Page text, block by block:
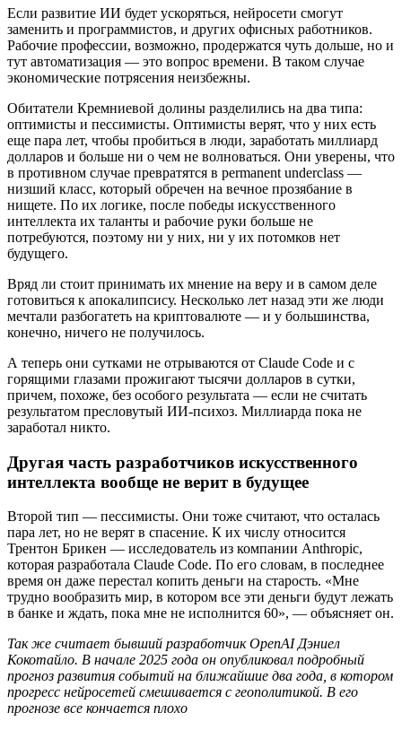
Если развитие ИИ будет ускоряться, нейросети смогут
заменить и программистов, и других офисных работников.
Рабочие профессии, возможно, продержатся чуть дольше, но и
тут автоматизация — это вопрос времени. В таком случае
экономические потрясения неизбежны.
Обитатели Кремниевой долины разделились на два типа:
оптимисты и пессимисты. Оптимисты верят, что у них есть
еще пара лет, чтобы пробиться в люди, заработать миллиард
долларов и больше ни о чем не волноваться. Они уверены, что
в противном случае превратятся в permanent underclass —
низший класс, который обречен на вечное прозябание в
нищете. По их логике, после победы искусственного
интеллекта их таланты и рабочие руки больше не
потребуются, поэтому ни у них, ни у их потомков нет
будущего.
Вряд ли стоит принимать их мнение на веру и в самом деле
готовиться к апокалипсису. Несколько лет назад эти же люди
мечтали разбогатеть на криптовалюте — и у большинства,
конечно, ничего не получилось.
А теперь они сутками не отрываются от Claude Code и с
горящими глазами прожигают тысячи долларов в сутки,
причем, похоже, без особого результата — если не считать
результатом пресловутый ИИ-психоз. Миллиарда пока не
заработал никто.
Другая часть разработчиков искусственного
интеллекта вообще не верит в будущее
Второй тип — пессимисты. Они тоже считают, что осталась
пара лет, но не верят в спасение. К их числу относится
Трентон Брикен — исследователь из компании Anthropic,
которая разработала Claude Code. По его словам, в последнее
время он даже перестал копить деньги на старость. «Мне
трудно вообразить мир, в котором все эти деньги будут лежать
в банке и ждать, пока мне не исполнится 60», — объясняет он.
Так же считает бывший разработчик OpenAI Дэниел
Кокотайло. В начале 2025 года он опубликовал подробный
прогноз развития событий на ближайшие два года, в котором
прогресс нейросетей смешивается с геополитикой. В его
прогнозе все кончается плохо